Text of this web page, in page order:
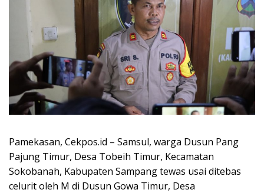
Pamekasan, Cekpos.id – Samsul, warga Dusun Pang
Pajung Timur, Desa Tobeih Timur, Kecamatan
Sokobanah, Kabupaten Sampang tewas usai ditebas
celurit oleh M di Dusun Gowa Timur, Desa